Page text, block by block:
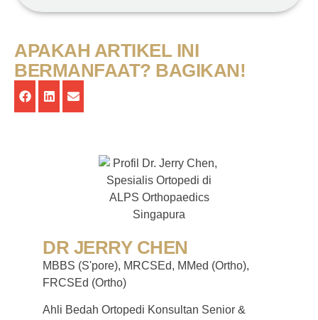
APAKAH ARTIKEL INI
BERMANFAAT? BAGIKAN!
DR JERRY CHEN
MBBS (S'pore), MRCSEd, MMed (Ortho),
FRCSEd (Ortho)
Ahli Bedah Ortopedi Konsultan Senior &